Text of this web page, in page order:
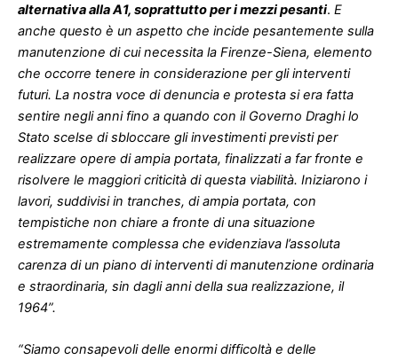
alternativa alla A1, soprattutto per i mezzi pesanti. E
anche questo è un aspetto che incide pesantemente sulla
manutenzione di cui necessita la Firenze-Siena, elemento
che occorre tenere in considerazione per gli interventi
futuri. La nostra voce di denuncia e protesta si era fatta
sentire negli anni fino a quando con il Governo Draghi lo
Stato scelse di sbloccare gli investimenti previsti per
realizzare opere di ampia portata, finalizzati a far fronte e
risolvere le maggiori criticità di questa viabilità. Iniziarono i
lavori, suddivisi in tranches, di ampia portata, con
tempistiche non chiare a fronte di una situazione
estremamente complessa che evidenziava l’assoluta
carenza di un piano di interventi di manutenzione ordinaria
e straordinaria, sin dagli anni della sua realizzazione, il
1964”.
“Siamo consapevoli delle enormi difficoltà e delle